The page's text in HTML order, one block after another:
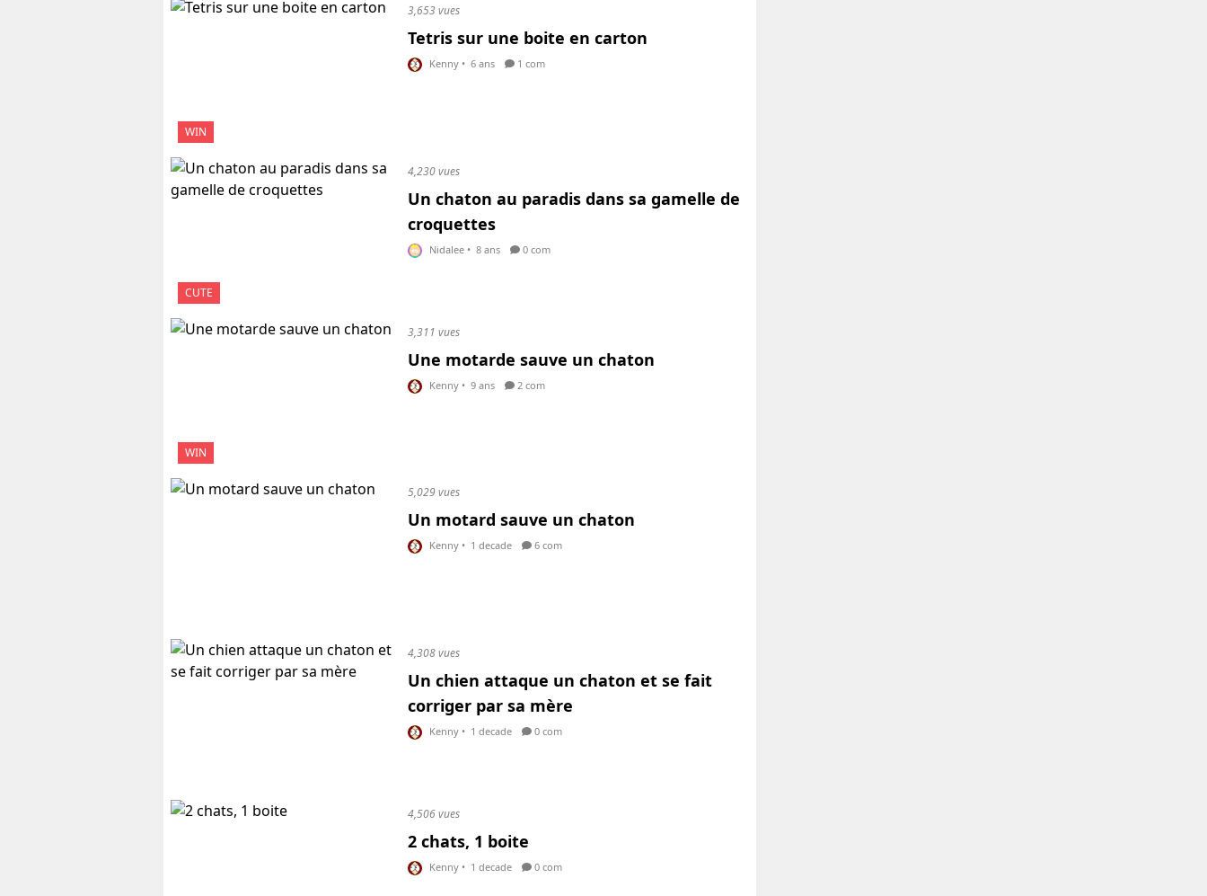
WIN
3,653 vues
Tetris sur une boite en carton
Kenny • 6 ans 1 com
CUTE
4,230 vues
Un chaton au paradis dans sa gamelle de
croquettes
Nidalee • 8 ans 0 com
WIN
3,311 vues
Une motarde sauve un chaton
Kenny • 9 ans 2 com
5,029 vues
Un motard sauve un chaton
Kenny • 1 decade 6 com
4,308 vues
Un chien attaque un chaton et se fait
corriger par sa mère
Kenny • 1 decade 0 com
4,506 vues
2 chats, 1 boite
Kenny • 1 decade 0 com